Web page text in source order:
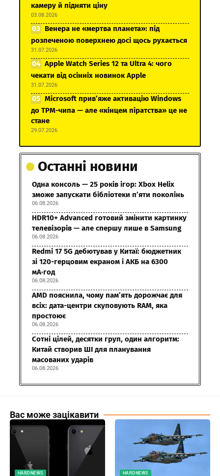
камеру й підняти ціну
03.08.2026
Венера не «мертва планета»: під
розпеченою поверхнею досі щось рухається
31.07.2026
Apple Watch Series 12 та Ultra 4: чого
чекати від осінніх новинок Apple
31.07.2026
Microsoft прив’яже активацію Windows
до TPM-чипа — але «кінцем піратства» це не
стане
29.07.2026
Останні новини
Одна консоль — 25 років ігор: Xbox Helix
зможе запускати бібліотеки п’яти поколінь
06.08.2026
HDR10+ Advanced готовий змінити картинку
телевізорів — але спершу лише в Samsung
06.08.2026
Redmi 17 5G дебютував у Китаї: бюджетник
зі 120-герцовим екраном і АКБ на 6300
мА·год
06.08.2026
AMD пояснила, чому пам’ять дорожчає для
всіх: дата-центри скуповують RAM, яка
простоює
06.08.2026
Сотні цілей, десятки груп, один алгоритм:
Китай створив ШІ для планування
масованих ударів
06.08.2026
Вас може зацікавити
HARDNEWS HARDNEWS